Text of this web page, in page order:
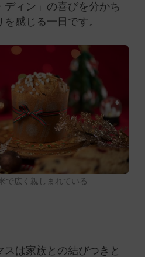
ディン」の喜びを分かち
感じる一日です。
で広く親しまれている
は家族との結びつきと